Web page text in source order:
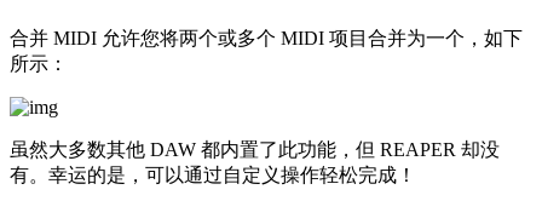
合并 MIDI 允许您将两个或多个 MIDI 项目合并为一个，如下
所示：
虽然大多数其他 DAW 都内置了此功能，但 REAPER 却没
有。幸运的是，可以通过自定义操作轻松完成！